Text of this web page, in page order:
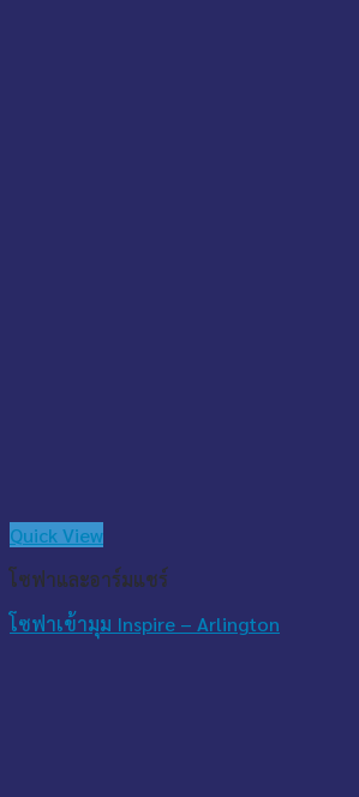
Quick View
โซฟาและอาร์มแชร์
โซฟาเข้ามุม Inspire – Arlington